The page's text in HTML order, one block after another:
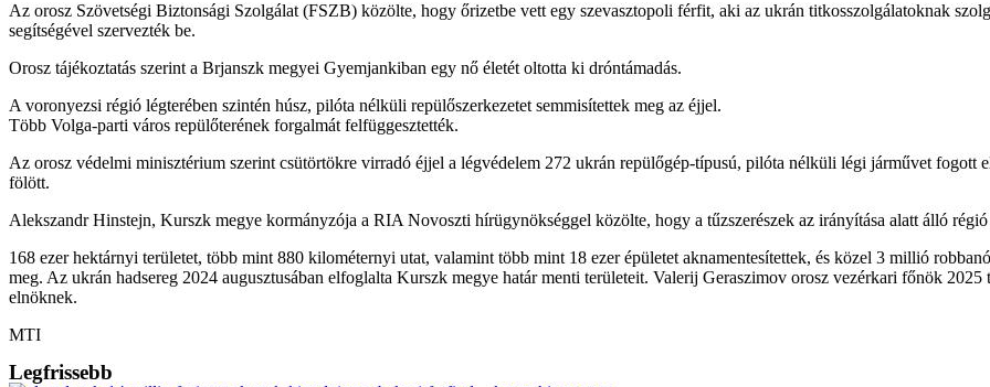
Az orosz Szövetségi Biztonsági Szolgálat (FSZB) közölte, hogy őrizetbe vett egy szevasztopoli férfit, aki az ukrán titkosszolgálatoknak
segítségével szervezték be.
Orosz tájékoztatás szerint a Brjanszk megyei Gyemjankiban egy nő életét oltotta ki dróntámadás.
A voronyezsi régió légterében szintén húsz, pilóta nélküli repülőszerkezetet semmisítettek meg az éjjel.
Több Volga-parti város repülőterének forgalmát felfüggesztették.
Az orosz védelmi minisztérium szerint csütörtökre virradó éjjel a légvédelem 272 ukrán repülőgép-típusú, pilóta nélküli légi járművet fogott
fölött.
Alekszandr Hinstejn, Kurszk megye kormányzója a RIA Novoszti hírügynökséggel közölte, hogy a tűzszerészek az irányítása alatt álló régió
168 ezer hektárnyi területet, több mint 880 kilométernyi utat, valamint több mint 18 ezer épületet aknamentesítettek, és közel 3 millió
meg. Az ukrán hadsereg 2024 augusztusában elfoglalta Kurszk megye határ menti területeit. Valerij Geraszimov orosz vezérkari főnök
elnöknek.
MTI
Legfrissebb